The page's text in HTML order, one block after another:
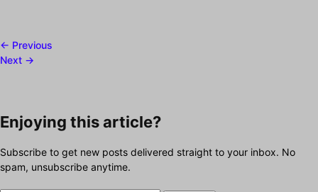
← Previous
Next →
Enjoying this article?
Subscribe to get new posts delivered straight to your inbox. No
spam, unsubscribe anytime.